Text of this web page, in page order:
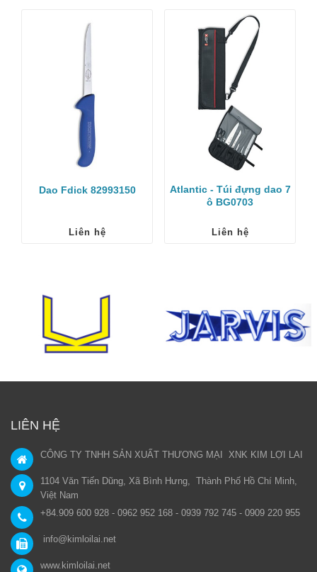
Dao Fdick 82993150
Liên hệ
Atlantic - Túi đựng dao 7
ô BG0703
Liên hệ
LIÊN HỆ
CÔNG TY TNHH SẢN XUẤT THƯƠNG MẠI XNK KIM LỢI LAI
1104 Văn Tiến Dũng, Xã Bình Hưng, Thành Phố Hồ Chí Minh,
Việt Nam
+84.909 600 928 - 0962 952 168 - 0939 792 745 - 0909 220 955
info@kimloilai.net
www.kimloilai.net